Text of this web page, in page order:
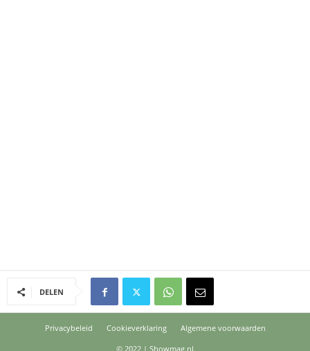
DELEN
Privacybeleid Cookieverklaring
Algemene voorwaarden
© 2022 | Showmag.nl